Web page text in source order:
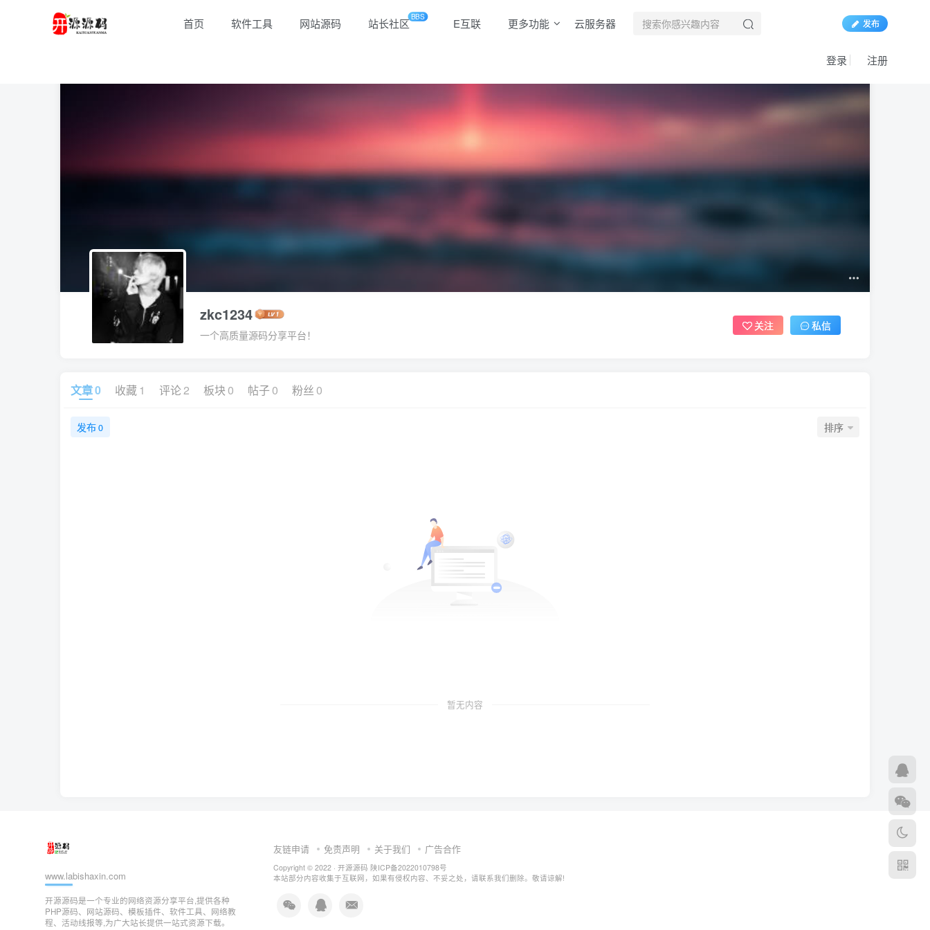
首页 软件工具 网站源码 站长社区BBS E互联 更多功能 云服务器 发布
登录 注册
zkc1234
一个高质量源码分享平台！
关注 私信
文章0 收藏1 评论2 板块 0 帖子0 粉丝 0
发布0 排序
暂无内容
www.labishaxin.com
开源源码是一个专业的网络资源分享平台,提供各种
PHP源码、网站源码、模板插件、软件工具、网络教
程、活动线报等,为广大站长提供一站式资源下载。
友链申请 免责声明 关于我们 广告合作
Copyright © 2022 · 开源源码 陕ICP备2022010798号
本站部分内容收集于互联网，如果有侵权内容、不妥之处，请联系我们删除。敬请谅解!